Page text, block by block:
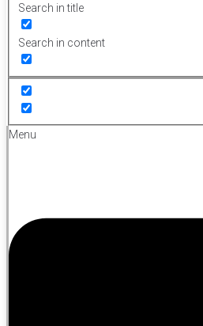
Search in title
Search in content
Menu